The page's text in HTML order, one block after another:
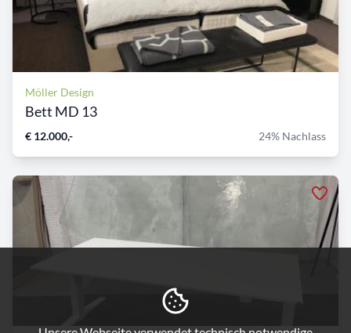
Möller Design
Bett MD 13
€ 12.000,- 24% Nachlass